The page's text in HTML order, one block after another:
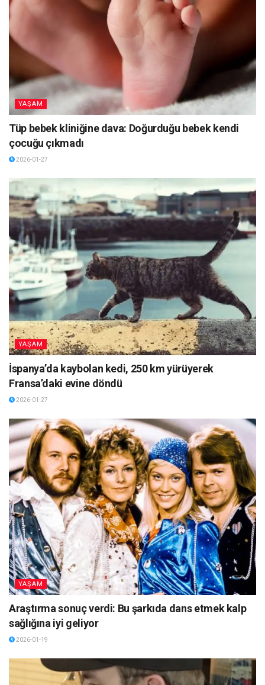
YAŞAM
Tüp bebek kliniğine dava: Doğurduğu bebek kendi
çocuğu çıkmadı
2026-01-27
YAŞAM
İspanya’da kaybolan kedi, 250 km yürüyerek
Fransa’daki evine döndü
2026-01-27
YAŞAM
Araştırma sonuç verdi: Bu şarkıda dans etmek kalp
sağlığına iyi geliyor
2026-01-19